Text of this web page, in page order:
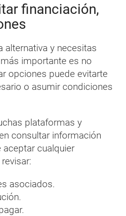
financiación,
alternativa y necesitas
importante es no
opciones puede evitarte
o asumir condiciones
plataformas y
consultar información
cualquier
asociados.